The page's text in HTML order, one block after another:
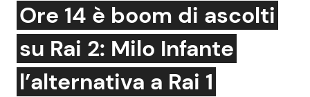
News e Cronaca
Attualità Italiana
Gossip e TV
Bellezze VIP
Ore 14 è boom di ascolti
su Rai 2: Milo Infante
l’alternativa a Rai 1